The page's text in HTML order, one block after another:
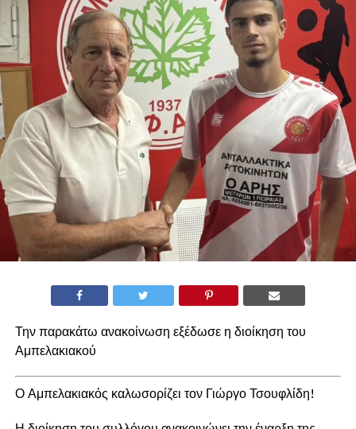
Την παρακάτω ανακοίνωση εξέδωσε η διοίκηση του
Αμπελακιακού
Ο Αμπελακιακός καλωσορίζει τον Γιώργο Τσουφλίδη!